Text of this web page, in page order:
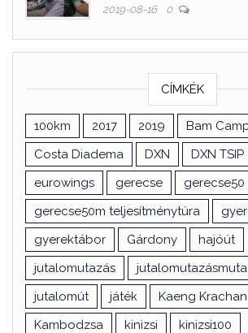
2019-08-16 0
CÍMKÉK
100km 2017 2019 Bam
Costa Diadema
DXN DXN TSIP
eurowings
gerecse
gerecse50
gerecse50m teljesítménytúra
gyerektábor
Gárdony
hajóút
jutalomutazás
jutalomút
játék
Kaeng Krachan
Kambodzsa
kinizsi
kinizsi100